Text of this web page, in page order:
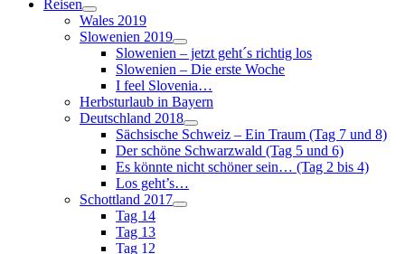
Reisen
Wales 2019
Slowenien 2019
Slowenien – jetzt geht´s richtig los
Slowenien – Die erste Woche
I feel Slovenia…
Herbsturlaub in Bayern
Deutschland 2018
Sächsische Schweiz – Ein Traum (Tag 7 und 8)
Der schöne Schwarzwald (Tag 5 und 6)
Es könnte nicht schöner sein… (Tag 2 bis 4)
Los geht’s…
Schottland 2017
Tag 14
Tag 13
Tag 12